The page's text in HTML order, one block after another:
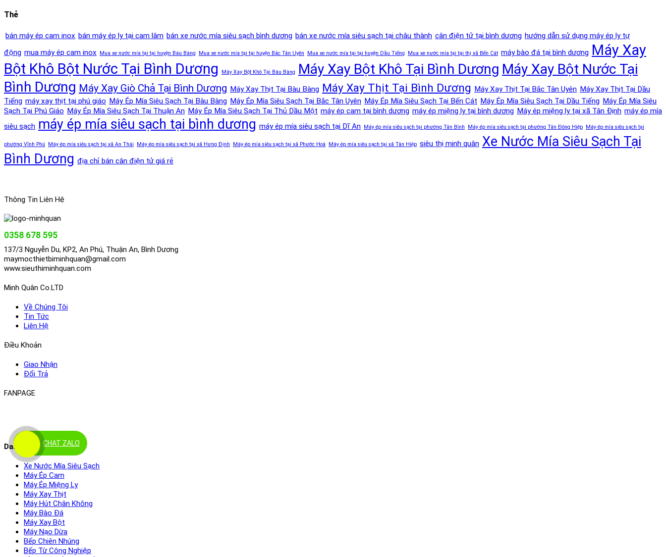
Thẻ
bán máy ép cam inox bán máy ép ly tại cam lâm bán xe nước mía siêu sạch bình dương bán xe nước mía siêu sạch tại châu thành cân điện tử tại bình dương hướng dẫn sử dụng máy ép ly tự
động mua máy ép cam inox Mua xe nước mía tại tại huyện Bàu Bàng Mua xe nước mía tại tại huyện Bắc Tân Uyên Mua xe nước mía tại tại huyện Dầu Tiếng Mua xe nước mía tại tại thị xã Bến Cát máy bào đá tại bình dương Máy Xay
Bột Khô Bột Nước Tại Bình Dương
Máy Xay Bột Khô Tại Bàu Bàng Máy Xay Bột Khô Tại Bình Dương Máy Xay Bột Nước Tại
Bình Dương Máy Xay Giò Chả Tại Bình Dương Máy Xay Thịt Tại Bàu Bàng Máy Xay Thịt Tại Bình Dương Máy Xay Thịt Tại Bắc Tân Uyên Máy Xay Thịt Tại Dầu
Tiếng máy xay thịt tại phú giáo Máy Ép Mía Siêu Sạch Tại Bàu Bàng Máy Ép Mía Siêu Sạch Tại Bắc Tân Uyên Máy Ép Mía Siêu Sạch Tại Bến Cát Máy Ép Mía Siêu Sạch Tại Dầu Tiếng Máy Ép Mía Siêu
Sạch Tại Phú Giáo Máy Ép Mía Siêu Sạch Tại Thuận An Máy Ép Mía Siêu Sạch Tại Thủ Dầu Một máy ép cam tại bình dương máy ép miệng ly tại bình dương Máy ép miệng ly tại xã Tân Định máy ép mía
siêu sạch máy ép mía siêu sạch tại bình dương máy ép mía siêu sạch tại Dĩ An Máy ép mía siêu sạch tại phường Tân Bình Máy ép mía siêu sạch tại phường Tân Đông Hiệp Máy ép mía siêu sạch tại
phường Vĩnh Phú Máy ép mía siêu sạch tại xã An Thái Máy ép mía siêu sạch tại xã Hưng Định Máy ép mía siêu sạch tại xã Phước Hoà Máy ép mía siêu sạch tại xã Tân Hiệp siêu thị minh quân Xe Nước Mía Siêu Sạch Tại
Bình Dương địa chỉ bán cân điện tử giá rẻ
CHAT ZALO
Thông Tin Liên Hệ
0358 678 595
137/3 Nguyễn Du, KP2, An Phú, Thuận An, Bình Dương
maymocthietbiminhquan@gmail.com
www.sieuthiminhquan.com
Minh Quân Co.LTD
Về Chúng Tôi
Tin Tức
Liên Hệ
Điều Khoản
Giao Nhận
Đổi Trả
FANPAGE
Danh Mục Sản Phẩm
Xe Nước Mía Siêu Sạch
Máy Ép Cam
Máy Ép Miệng Ly
Máy Xay Thịt
Máy Hút Chân Không
Máy Bào Đá
Máy Xay Bột
Máy Nạo Dừa
Bếp Chiên Nhúng
Bếp Từ Công Nghiệp